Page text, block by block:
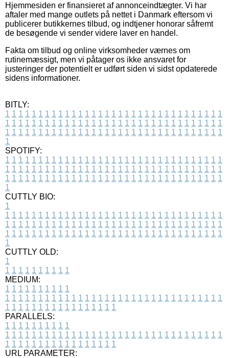
Hjemmesiden er finansieret af annonceindtægter. Vi har
aftaler med mange outlets på nettet i Danmark eftersom vi
publicerer butikkernes tilbud, og indtjener honorar såfremt
de besøgende vi sender videre laver en handel.
Fakta om tilbud og online virksomheder værnes om
rutinemæssigt, men vi påtager os ikke ansvaret for
justeringer der potentielt er udført siden vi sidst opdaterede
sidens informationer.
BITLY:
1 1 1 1 1 1 1 1 1 1 1 1 1 1 1 1 1 1 1 1 1 1 1 1 1 1 1 1 1 1 1 1 1
1 1 1 1 1 1 1 1 1 1 1 1 1 1 1 1 1 1 1 1 1 1 1 1 1 1 1 1 1 1 1 1 1
1 1 1 1 1 1 1 1 1 1 1 1 1 1 1 1 1 1 1 1 1 1 1 1 1 1 1 1 1 1 1 1 1
1
SPOTIFY:
1 1 1 1 1 1 1 1 1 1 1 1 1 1 1 1 1 1 1 1 1 1 1 1 1 1 1 1 1 1 1 1 1
1 1 1 1 1 1 1 1 1 1 1 1 1 1 1 1 1 1 1 1 1 1 1 1 1 1 1 1 1 1 1 1 1
1 1 1 1 1 1 1 1 1 1 1 1 1 1 1 1 1 1 1 1 1 1 1 1 1 1 1 1 1 1 1 1 1
1
CUTTLY BIO:
1
1 1 1 1 1 1 1 1 1 1 1 1 1 1 1 1 1 1 1 1 1 1 1 1 1 1 1 1 1 1 1 1 1
1 1 1 1 1 1 1 1 1 1 1 1 1 1 1 1 1 1 1 1 1 1 1 1 1 1 1 1 1 1 1 1 1
1 1 1 1 1 1 1 1 1 1 1 1 1 1 1 1 1 1 1 1 1 1 1 1 1 1 1 1 1 1 1 1 1
1
CUTTLY OLD:
1
1 1 1 1 1 1 1 1 1 1
MEDIUM:
1 1 1 1 1 1 1 1 1 1
1 1 1 1 1 1 1 1 1 1 1 1 1 1 1 1 1 1 1 1 1 1 1 1 1 1 1 1 1 1 1 1 1
1 1 1 1 1 1 1 1 1 1 1 1 1 1 1 1 1
PARALLELS:
1 1 1 1 1 1 1 1 1 1
1 1 1 1 1 1 1 1 1 1 1 1 1 1 1 1 1 1 1 1 1 1 1 1 1 1 1 1 1 1 1 1 1
1 1 1 1 1 1 1 1 1 1 1 1 1 1 1 1 1
URL PARAMETER: